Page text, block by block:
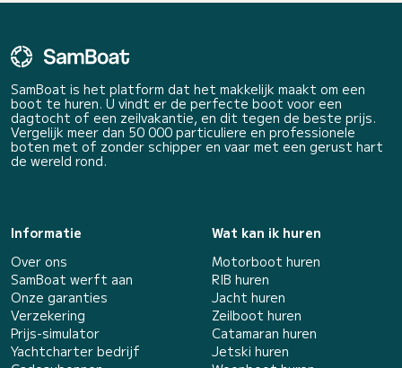
SamBoat is het platform dat het makkelijk maakt om een
boot te huren. U vindt er de perfecte boot voor een
dagtocht of een zeilvakantie, en dit tegen de beste prijs.
Vergelijk meer dan 50 000 particuliere en professionele
boten met of zonder schipper en vaar met een gerust hart
de wereld rond.
Informatie
Over ons
SamBoat werft aan
Onze garanties
Verzekering
Prijs-simulator
Yachtcharter bedrijf
Wat kan ik huren
Motorboot huren
RIB huren
Jacht huren
Zeilboot huren
Catamaran huren
Jetski huren